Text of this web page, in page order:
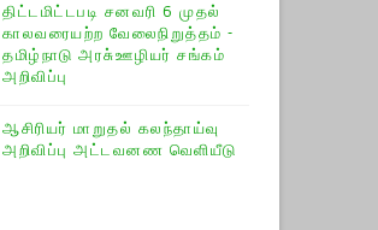
திட்டமிட்டபடி சனவரி 6 முதல்
காலவரையற்ற வேலைநிறுத்தம் -
தமிழ்நாடு அரசு்ஊழியர் சங்கம்
அறிவிப்பு
ஆசிரியர் மாறுதல் கலந்தாய்வு
அறிவிப்பு அட்டவனண வெளியீடு